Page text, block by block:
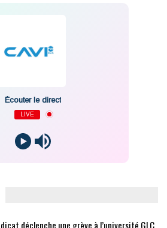
Écouter le direct
LIVE
déclenche une grève à l’université GLC